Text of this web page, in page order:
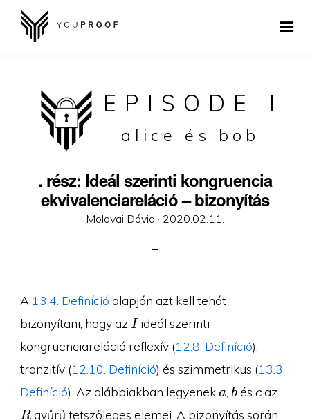
EPISODE I
alice és bob
. rész: Ideál szerinti kongruencia
ekvivalenciareláció – bizonyítás
Moldvai Dávid · Posted
2020.02.11.
A 13.4. Definíció alapján azt kell tehát
bizonyítani, hogy az I
Iideál szerinti
kongruenciareláció reflexív (12.8. Definíció),
tranzitív (12.10. Definíció) és szimmetrikus (13.3.
Definíció). Az alábbiakban legyeneka
a, b
bés c
caz
Rgyűrű tetszőleges elemei. A bizonyítás során